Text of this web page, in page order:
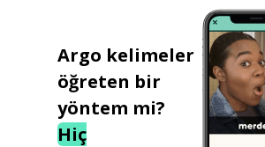
Argo kelimeler
öğreten bir
yöntem mi?
Hiç